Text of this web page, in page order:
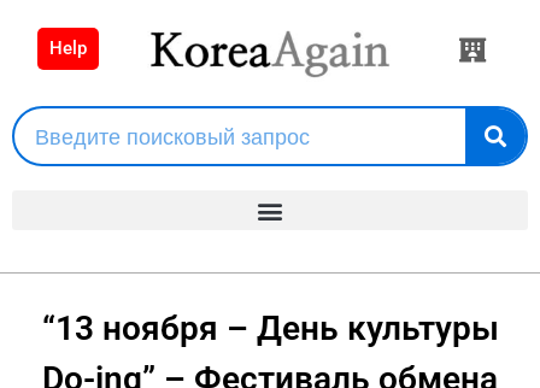
Help
“13 ноября – День культуры
Do-ing” – Фестиваль обмена